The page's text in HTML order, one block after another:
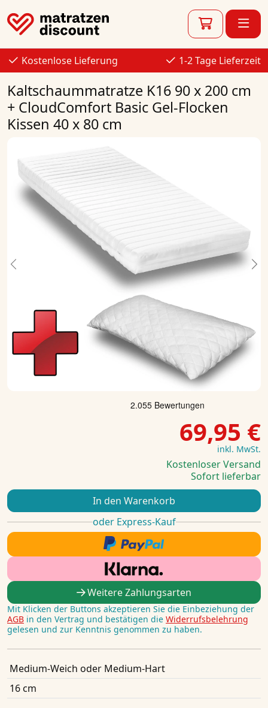
Kostenlose Lieferung 1-2 Tage Lieferzeit
Kaltschaummatratze K16 90 x 200 cm
+ CloudComfort Basic Gel-Flocken
Kissen 40 x 80 cm
Previous
69,95 €
inkl. MwSt.
Kostenloser Versand
Sofort lieferbar
In den Warenkorb
oder Express-Kauf
Weitere Zahlungsarten
Mit Klicken der Buttons akzeptieren Sie die Einbeziehung der
AGB in den Vertrag und bestätigen die Widerrufsbelehrung
gelesen und zur Kenntnis genommen zu haben.
Medium-Weich oder Medium-Hart
16 cm